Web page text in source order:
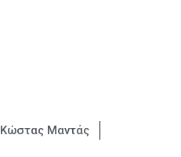
Κώστας Μαντάς